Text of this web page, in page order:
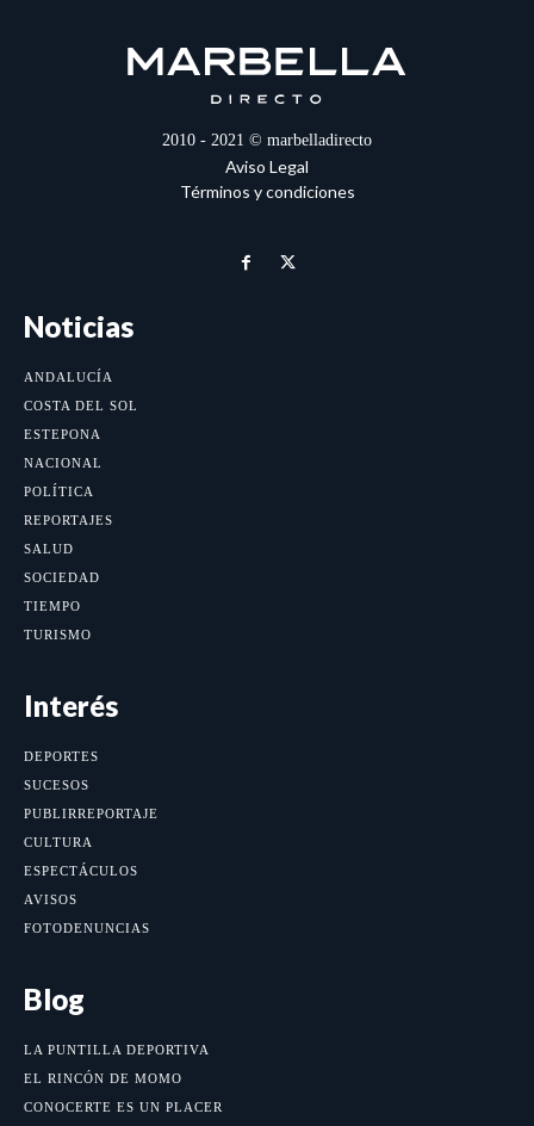
2010 - 2021 © marbelladirecto
Aviso Legal
Términos y condiciones
Noticias
ANDALUCÍA
COSTA DEL SOL
ESTEPONA
NACIONAL
POLÍTICA
REPORTAJES
SALUD
SOCIEDAD
TIEMPO
TURISMO
Interés
DEPORTES
SUCESOS
PUBLIRREPORTAJE
CULTURA
ESPECTÁCULOS
AVISOS
FOTODENUNCIAS
Blog
LA PUNTILLA DEPORTIVA
EL RINCÓN DE MOMO
CONOCERTE ES UN PLACER